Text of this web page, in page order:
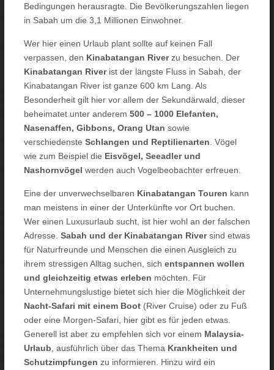
Bedingungen herausragte. Die Bevölkerungszahlen liegen
in Sabah um die 3,1 Millionen Einwohner.
Wer hier einen Urlaub plant sollte auf keinen Fall
verpassen, den Kinabatangan Riverzu besuchen. Der
Kinabatangan Riverist der längste Fluss in Sabah, der
Kinabatangan River ist ganze 600 km Lang. Als
Besonderheit gilt hier vor allem der Sekundärwald, dieser
beheimatet unter anderem 500 – 1000 Elefanten,
Nasenaffen, Gibbons, Orang Utan sowie
verschiedenste Schlangen und Reptilienarten . Vögel
wie zum Beispiel die Eisvögel, Seeadler und
Nashornvögel werden auch Vogelbeobachter erfreuen.
Eine der unverwechselbaren Kinabatangan Touren kann
man meistens in einer der Unterkünfte vor Ort buchen.
Wer einen Luxusurlaub sucht, ist hier wohl an der falschen
Adresse. Sabah und der Kinabatangan Riversind etwas
für Naturfreunde und Menschen die einen Ausgleich zu
ihrem stressigen Alltag suchen, sich entspannen wollen
und gleichzeitig etwas erleben möchten. Für
Unternehmungslustige bietet sich hier die Möglichkeit der
Nacht-Safari mit einem Boot(River Cruise) oder zu Fuß
oder eine Morgen-Safari, hier gibt es für jeden etwas.
Generell ist aber zu empfehlen sich vor einem Malaysia-
Urlaub , ausführlich über das Thema Krankheiten und
Schutzimpfungen zu informieren. Hinzu wird ein